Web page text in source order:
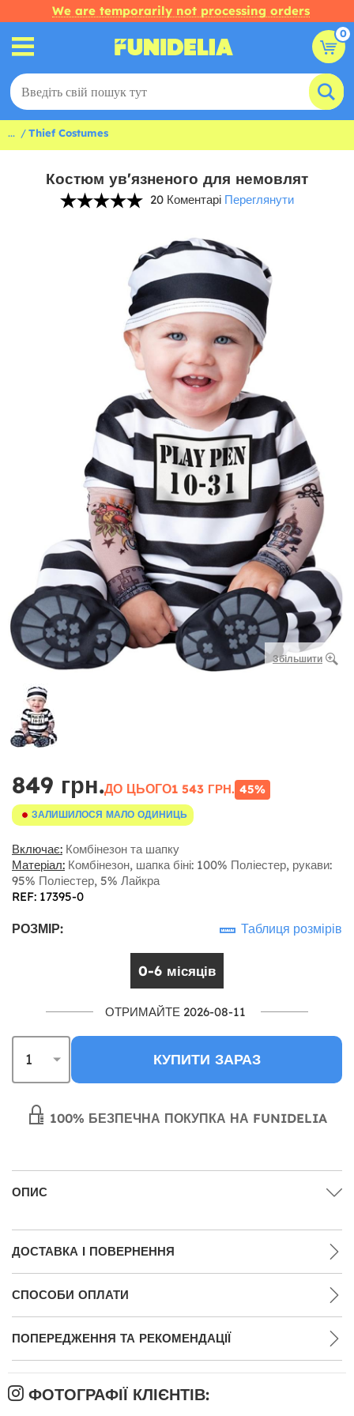
We are temporarily not processing orders
0
... Thief Costumes
Костюм ув'язненого для немовлят
20 Коментарі Переглянути
Збільшити
849 грн.ДО ЦЬОГО1 543 ГРН. 45%
ЗАЛИШИЛОСЯ МАЛО ОДИНИЦЬ
Включає: Комбінезон та шапку
Матеріал: Комбінезон, шапка біні: 100% Поліестер, рукави:
95% Поліестер, 5% Лайкра
REF: 17395-0
РОЗМІР: Таблиця розмірів
0-6 місяців
ОТРИМАЙТЕ 2026-08-11
КУПИТИ ЗАРАЗ
100% БЕЗПЕЧНА ПОКУПКА НА FUNIDELIA
ОПИС
ДОСТАВКА І ПОВЕРНЕННЯ
СПОСОБИ ОПЛАТИ
ПОПЕРЕДЖЕННЯ ТА РЕКОМЕНДАЦІЇ
ФОТОГРАФІЇ КЛІЄНТІВ: